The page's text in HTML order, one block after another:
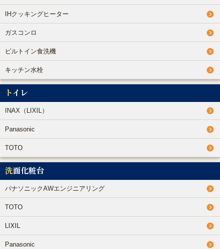
IHクッキングヒーター
ガスコンロ
ビルトイン食洗機
キッチン水栓
トイレ
INAX（LIXIL）
Panasonic
TOTO
洗面化粧台
パナソニックAWエンジニアリング
TOTO
LIXIL
Panasonic